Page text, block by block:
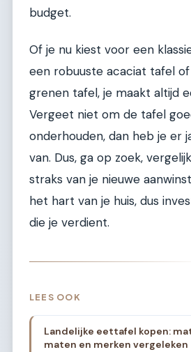
budget.
Of je nu kiest voor een
een robuuste acaciat tafel
grenen tafel, je maakt altijd
Vergeet niet om de tafel
onderhouden, dan heb je er
van. Dus, ga op zoek,
straks van je nieuwe
het hart van je huis, dus
die je verdient.
LEES OOK
Landelijke eettafel kopen:
maten en merken vergeleken